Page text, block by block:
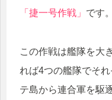
「捷一号作戦」 です。
この作戦は艦隊を大
れば4つの艦隊でそ
テ島から連合軍を駆